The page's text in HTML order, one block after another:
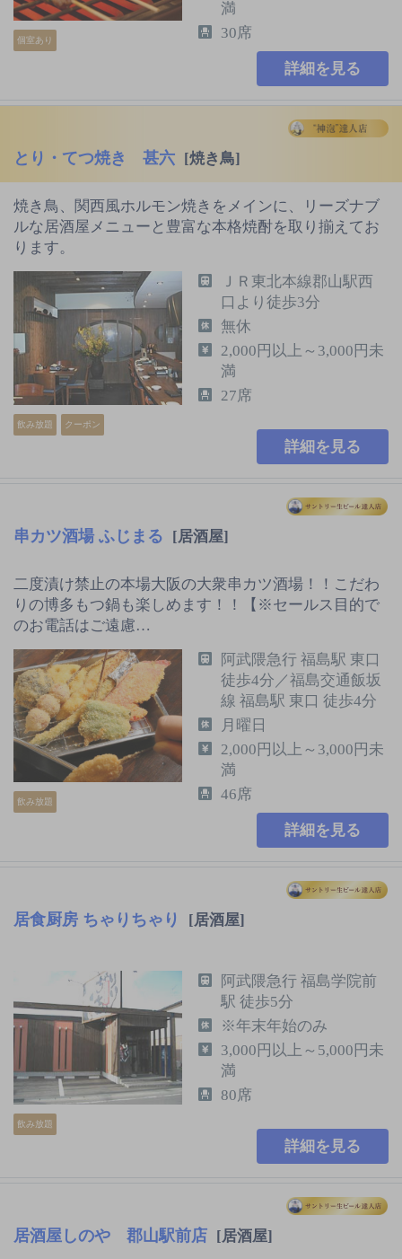
個室あり
満
30席
詳細を見る
とり・てつ焼き 甚六 [焼き鳥]
焼き鳥、関西風ホルモン焼きをメインに、リーズナブ
ルな居酒屋メニューと豊富な本格焼酎を取り揃えてお
ります。
飲み放題 クーポン
ＪＲ東北本線郡山駅西
口より徒歩3分
無休
2,000円以上～3,000円未
満
27席
詳細を見る
串カツ酒場 ふじまる [居酒屋]
二度漬け禁止の本場大阪の大衆串カツ酒場！！こだわ
りの博多もつ鍋も楽しめます！！【※セールス目的で
のお電話はご遠慮…
飲み放題
阿武隈急行 福島駅 東口
徒歩4分／福島交通飯坂
線 福島駅 東口 徒歩4分
月曜日
2,000円以上～3,000円未
満
46席
詳細を見る
居食厨房 ちゃりちゃり [居酒屋]
飲み放題
阿武隈急行 福島学院前
駅 徒歩5分
※年末年始のみ
3,000円以上～5,000円未
満
80席
詳細を見る
居酒屋しのや 郡山駅前店 [居酒屋]